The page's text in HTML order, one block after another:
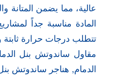
عالية، مما يضمن المتانة
المادة مناسبة جداً
تتطلب درجات حرارة
مقاول ساندوتش بنل
الدمام, هناجر ساندوتش